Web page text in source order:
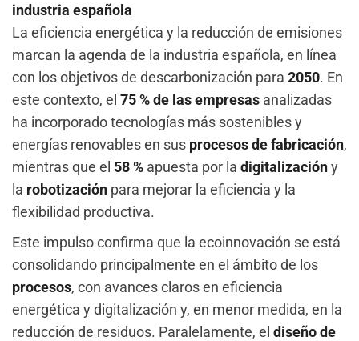
industria española
La eficiencia energética y la reducción de emisiones
marcan la agenda de la industria española, en línea
con los objetivos de descarbonización para 2050. En
este contexto, el 75 % de las empresas analizadas
ha incorporado tecnologías más sostenibles y
energías renovables en sus procesos de fabricación,
mientras que el 58 % apuesta por la digitalizacióny
la robotización para mejorar la eficiencia y la
flexibilidad productiva.
Este impulso confirma que la ecoinnovación se está
consolidando principalmente en el ámbito de los
procesos, con avances claros en eficiencia
energética y digitalización y, en menor medida, en la
reducción de residuos. Paralelamente, el diseño de